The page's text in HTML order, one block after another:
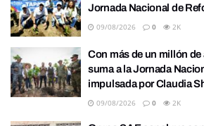
Jornada Nacional de
09/08/2026 0 2K
Con más de un millón
suma a la Jornada
impulsada por Claudia
09/08/2026 0 2K